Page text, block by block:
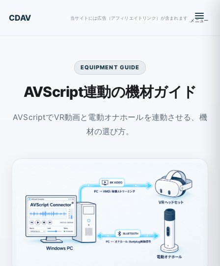
CDAV 当サイトには広告（アフィリエイトリンク）が含まれます メニュー
EQUIPMENT GUIDE
AVScript連動の機材ガイド
AVScriptでVR動画と電動オナホールを連動させる、機
材の選び方。